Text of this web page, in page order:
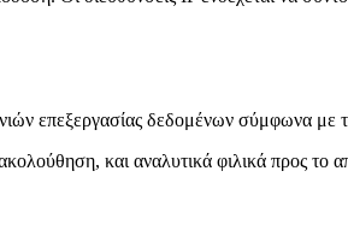
επεξεργασίας δεδομένων σύμφωνα
και αναλυτικά φιλικά προς το